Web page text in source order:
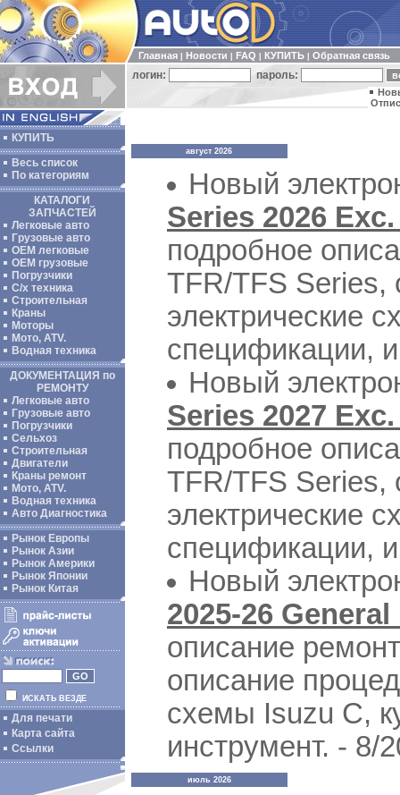
Главная Новости FAQ КУПИТЬ Обратная связь
логин: пароль:
КУПИТЬ
Весь список
По категориям
КАТАЛОГИ
ЗАПЧАСТЕЙ
Легковые авто
Грузовые авто
ОЕМ легковые
OEM грузовые
Погрузчики
С/х техника
Строительная
Краны
Моторы
Мото, ATV.
Водная техника
ДОКУМЕНТАЦИЯ по
РЕМОНТУ
Легковые авто
Грузовые авто
Погрузчики
Сельхоз
Строительная
Двигатели
Краны ремонт
Мото, ATV.
Водная техника
Авто Диагностика
Рынок Европы
Рынок Азии
Рынок Америки
Рынок Японии
Рынок Китая
ИСКАТЬ ВЕЗДЕ
Для печати
Карта сайта
Ссылки
август 2026
Новый
Series 2026
подробное
TFR/TFS Series,
электрические
спецификации,
Новый
Series 2027
подробное
TFR/TFS Series,
электрические
спецификации,
Новый
2025-26
описание
описание
схемы Isuzu C,
инструмент. - 8/
июль 2026